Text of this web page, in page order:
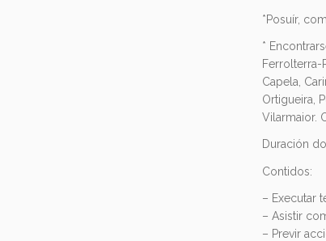
*Posuír,
*
Ferrolterra-
Capela,
Ortigueira,
Vilarmaior.
Duración
Contidos:
– Executar
– Asistir
– Previr